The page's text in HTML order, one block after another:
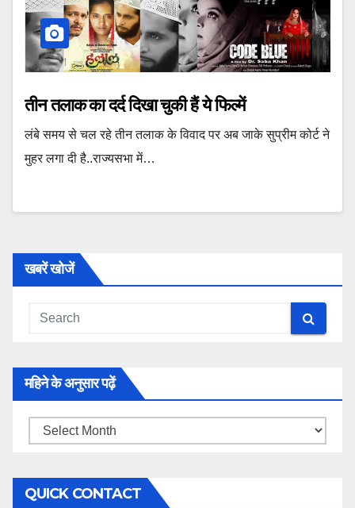
तीन तलाक का दर्द दिखा चुकी हैं ये फिल्में
लंबे समय से चल रहे तीन तलाक के विवाद पर अब जाके सुप्रीम कोर्ट ने
मुहर लगा दी है..राज्यसभा में…
खबरें खोजें
महिने के अनुसार पढ़ें
महिने
अनुसार
पढ़ें
QUICK CONTACT